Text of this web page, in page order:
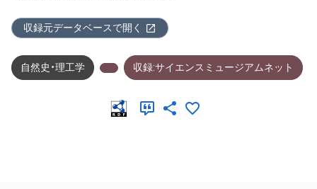
収録元データベースで開く
自然史・理工学 収録:サイエンスミュージアムネット